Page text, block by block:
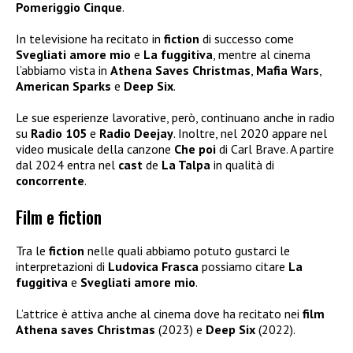
Pomeriggio Cinque.
In televisione ha recitato in fiction di successo come
Svegliati amore mio e La fuggitiva, mentre al cinema
l’abbiamo vista in Athena Saves Christmas, Mafia Wars,
American Sparks e Deep Six.
Le sue esperienze lavorative, però, continuano anche in radio
su Radio 105 e Radio Deejay. Inoltre, nel 2020 appare nel
video musicale della canzone Che poi di Carl Brave. A partire
dal 2024 entra nel cast de La Talpa in qualità di
concorrente.
Film e fiction
Tra le fiction nelle quali abbiamo potuto gustarci le
interpretazioni di Ludovica Frasca possiamo citare La
fuggitiva e Svegliati amore mio.
L’attrice è attiva anche al cinema dove ha recitato nei film
Athena saves Christmas (2023) e Deep Six (2022).